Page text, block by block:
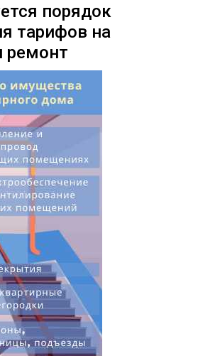
порядок
тарифов на
ремонт